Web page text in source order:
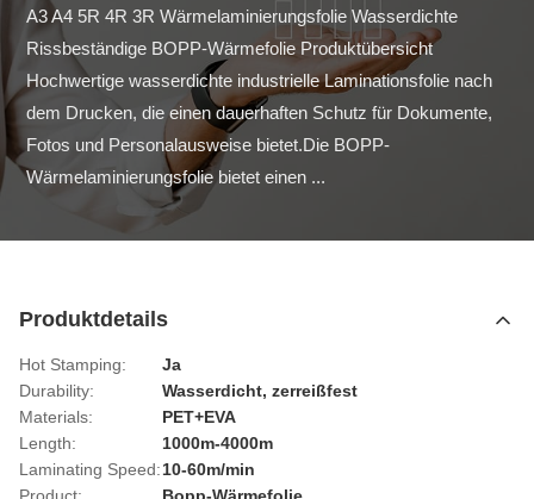
A3 A4 5R 4R 3R Wärmelaminierungsfolie Wasserdichte
Rissbeständige BOPP-Wärmefolie Produktübersicht
Hochwertige wasserdichte industrielle Laminationsfolie nach
dem Drucken, die einen dauerhaften Schutz für Dokumente,
Fotos und Personalausweise bietet.Die BOPP-
Wärmelaminierungsfolie bietet einen ...
Produktdetails
Hot Stamping:
Ja
Durability:
Wasserdicht, zerreißfest
Materials:
PET+EVA
Length:
1000m-4000m
Laminating Speed:10-60m/min